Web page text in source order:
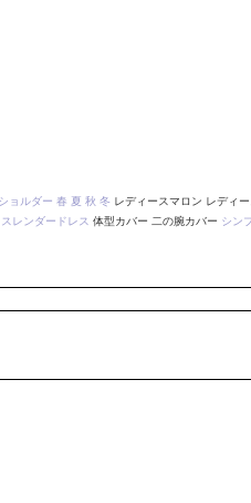
ョルダー 春 夏 秋 冬 レディースマロン レディ
スレンダードレス 体型カバー 二の腕カバー シン